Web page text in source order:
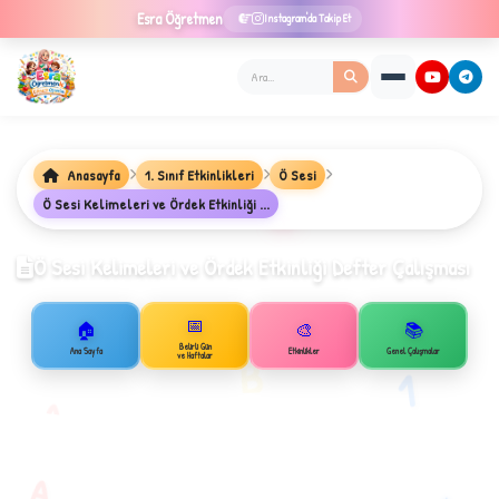
Esra Öğretmen Instagram'da Takip Et
B
★
Anasayfa 1. Sınıf Etkinlikleri
Ö Sesi
Ö Sesi Kelimeleri ve Ördek Etkinliği ...
Ö Sesi Kelimeleri ve Ördek Etkinliği Defter Çalışması
🏠
Ana Sayfa
📅
Belirli Gün
ve Haftalar
🎨
Etkinlikler
📚
Genel Çalışmalar
1